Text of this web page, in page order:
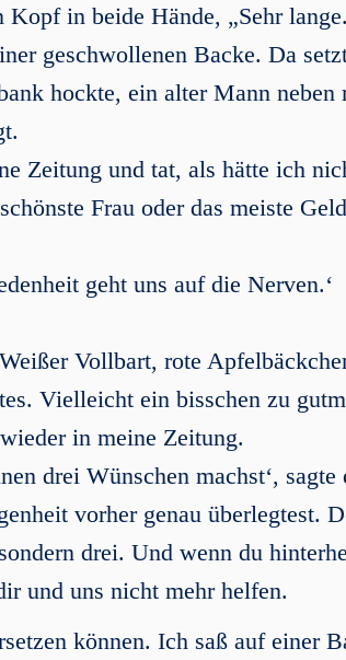
in beide Hände, „Sehr
geschwollenen Backe. Da
hockte, ein alter Mann neben
Zeitung und tat, als hätte ich
Frau oder das meiste
geht uns auf die Nerven.‘
Vollbart, rote
Vielleicht ein bisschen zu
in meine Zeitung.
drei Wünschen machst‘, sagte
vorher genau überlegtest.
drei. Und wenn du
und uns nicht mehr helfen.
können. Ich saß auf einer